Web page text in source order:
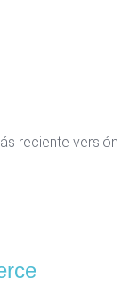
reciente versión